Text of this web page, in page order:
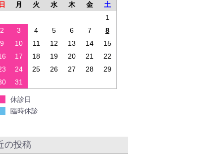
日
月 火 水 木 金
土
1
2
3 4 5 6 7
8
9
10 11 12 13 14
15
17 18 19 20 21
22
24 25 26 27 28
29
31
休診日
臨時休診
の投稿